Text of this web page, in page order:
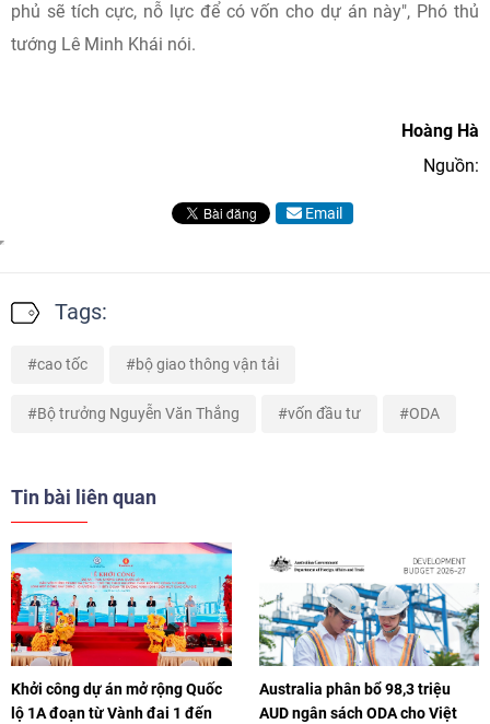
phủ sẽ tích cực, nỗ lực để có vốn cho dự án này", Phó thủ
tướng Lê Minh Khái nói.
Hoàng Hà
Nguồn:
Email
Tags:
cao tốc bộ giao thông vận tải
Bộ trưởng Nguyễn Văn Thắng vốn đầu tư ODA
Tin bài liên quan
Khởi công dự án mở rộng Quốc
lộ 1A đoạn từ Vành đai 1 đến
Australia phân bổ 98,3 triệu
AUD ngân sách ODA cho Việt